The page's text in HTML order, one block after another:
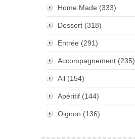
Home Made (333)
Dessert (318)
Entrée (291)
Accompagnement (235)
Ail (154)
Apéritif (144)
Oignon (136)